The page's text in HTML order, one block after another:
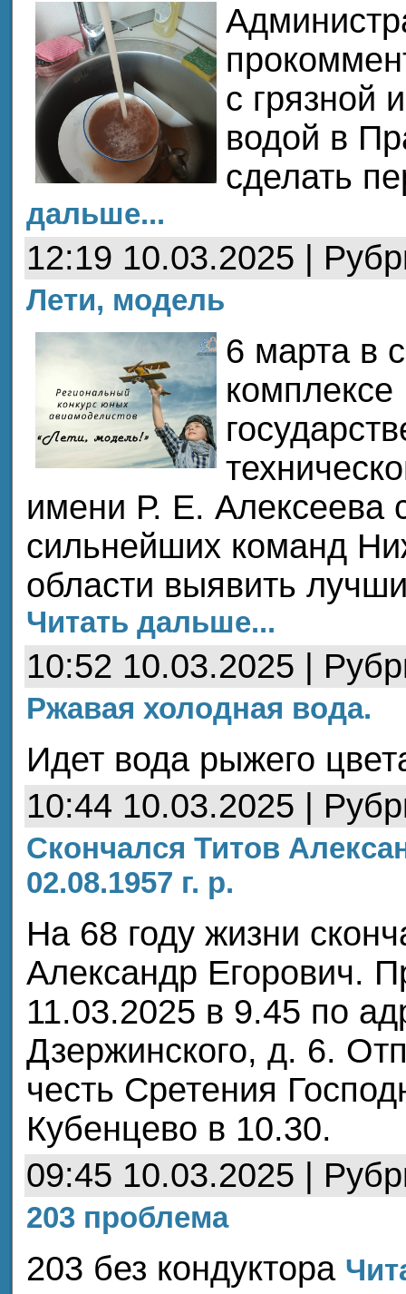
с грязной
водой в
сделать
дальше...
12:19 10.03.2025 |
Лети, модель
6 марта в
комплексе
имени Р. Е. Алексеева
сильнейших команд
области выявить
Читать дальше...
10:52 10.03.2025 |
Ржавая холодная вода.
Идет вода рыжего
10:44 10.03.2025 |
Скончался Титов
02.08.1957 г. р.
На 68 году жизни
Александр Егорович.
11.03.2025 в 9.45 по
Дзержинского, д. 6.
честь Сретения
Кубенцево в 10.30.
09:45 10.03.2025 |
203 проблема
203 без кондуктора